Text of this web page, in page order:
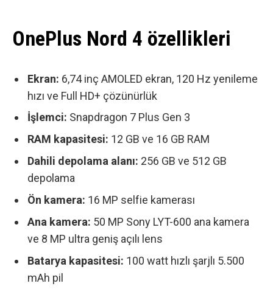
OnePlus Nord 4 özellikleri
Ekran: 6,74 inç AMOLED ekran, 120 Hz yenileme
hızı ve Full HD+ çözünürlük
İşlemci: Snapdragon 7 Plus Gen 3
RAM kapasitesi: 12 GB ve 16 GB RAM
Dahili depolama alanı: 256 GB ve 512 GB
depolama
Ön kamera: 16 MP selfie kamerası
Ana kamera: 50 MP Sony LYT-600 ana kamera
ve 8 MP ultra geniş açılı lens
Batarya kapasitesi: 100 watt hızlı şarjlı 5.500
mAh pil